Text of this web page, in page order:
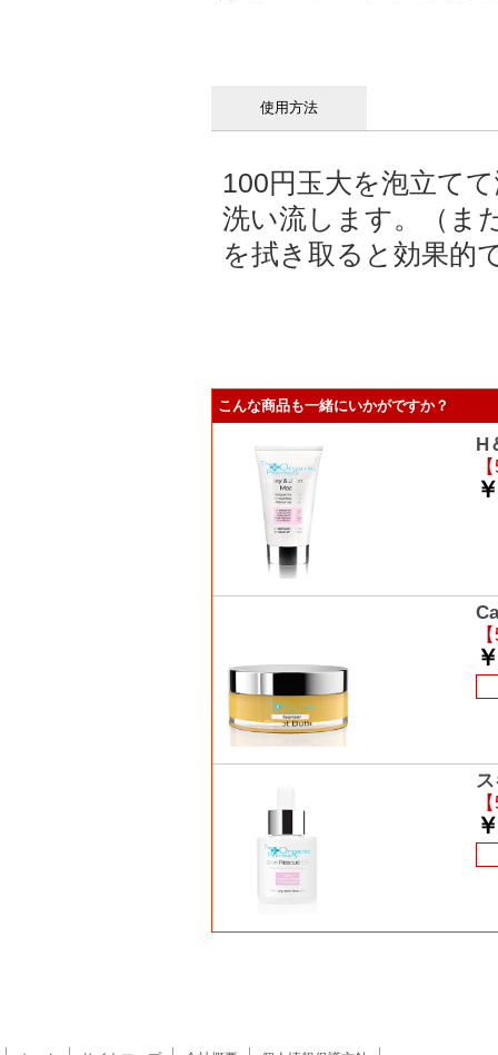
使用方法
100円玉大を泡立て
洗い流します。（ま
を拭き取ると効果的
こんな商品も一緒にいかがですか？
H